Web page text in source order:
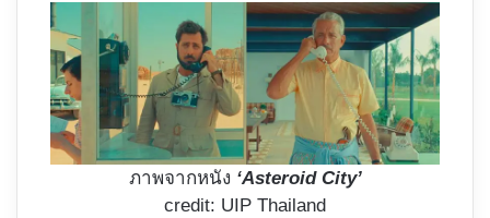
ภาพจากหนัง ‘Asteroid City’
credit: UIP Thailand